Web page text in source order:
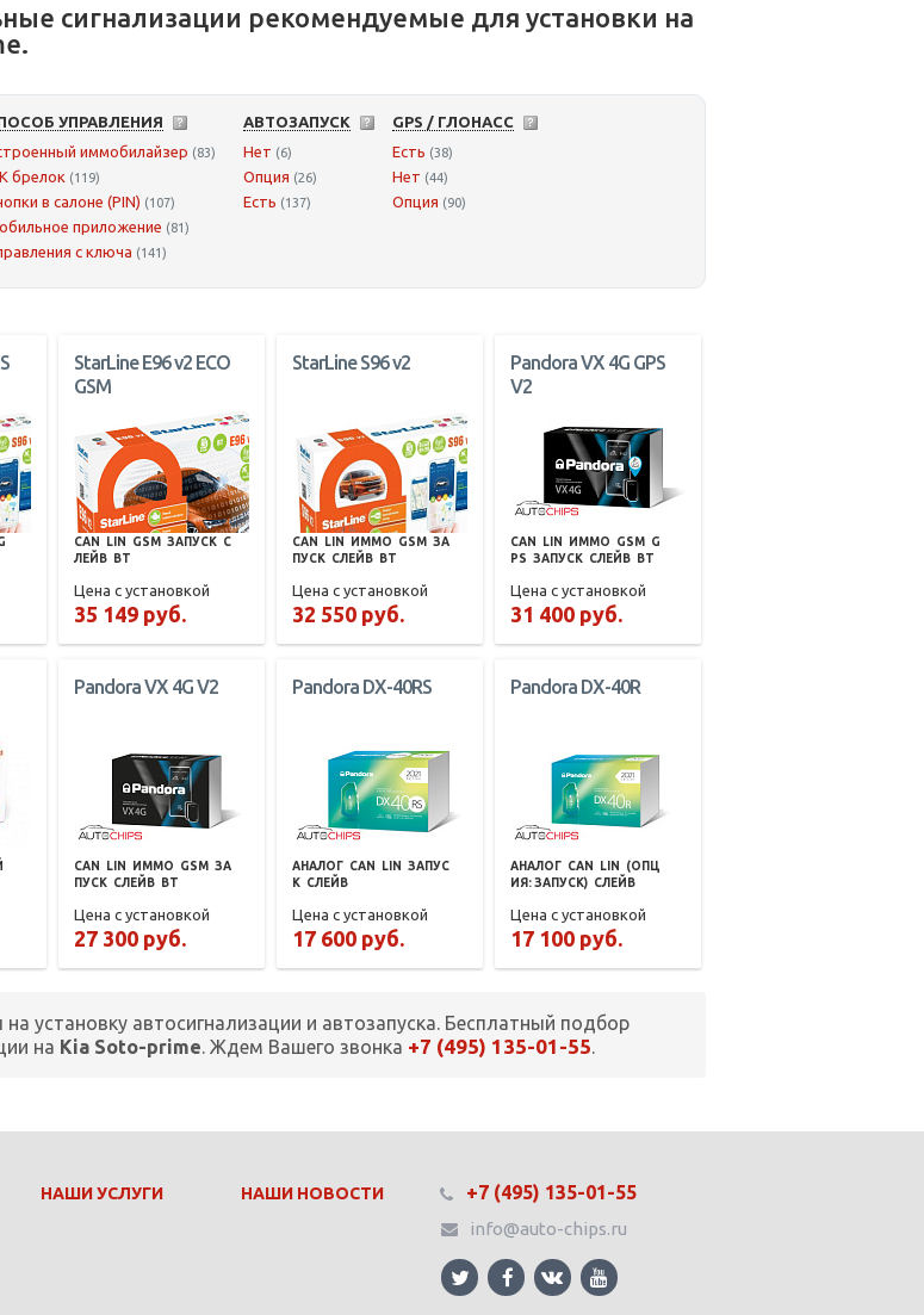
сигнализации рекомендуемые для установки на
УПРАВЛЕНИЯ
иммобилайзер (83)
брелок (119)
в салоне (PIN) (107)
приложение (81)
с ключа (141)
АВТОЗАПУСК
Нет (6)
Опция (26)
Есть (137)
GPS / ГЛОНАСС
Есть (38)
Нет (44)
Опция (90)
StarLine E96 v2 ECO
GSM
CAN LIN GSM ЗАПУСК С
ЛЕЙВ
BT
Цена с установкой
35 149 руб.
StarLine S96 v2
CAN LIN ИММО GSM ЗА
ПУСК СЛЕЙВ BT
Цена с установкой
32 550 руб.
Pandora VX 4G GPS
V2
CAN LIN ИММО GSM G
PS ЗАПУСК СЛЕЙВ BT
Цена с установкой
31 400 руб.
Pandora VX 4G V2
CAN LIN ИММО GSM ЗА
ПУСК СЛЕЙВ BT
Цена с установкой
27 300 руб.
Pandora DX-40RS
АНАЛОГ CAN LIN
ЗАПУС
К СЛЕЙВ
Цена с установкой
17 600 руб.
Pandora DX-40R
АНАЛОГ CAN LIN
(ОПЦ
ИЯ: ЗАПУСК) СЛЕЙВ
Цена с установкой
17 100 руб.
установку автосигнализации и автозапуска. Бесплатный подбор
на Kia Soto-prime. Ждем Вашего звонка +7 (495) 135-01-55.
НАШИ УСЛУГИ НАШИ НОВОСТИ +7 (495) 135-01-55
info@auto-chips.ru